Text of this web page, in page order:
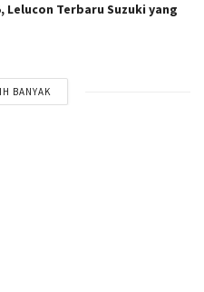
Lelucon Terbaru Suzuki yang
BANYAK